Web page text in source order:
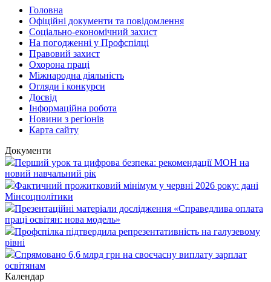
Головна
Офіційні документи та повідомлення
Соціально-економічний захист
На погодженні у Профспілці
Правовий захист
Охорона праці
Міжнародна діяльність
Огляди і конкурси
Досвід
Інформаційна робота
Новини з регіонів
Карта сайту
Документи
Перший урок та цифрова безпека: рекомендації МОН на
новий навчальний рік
Фактичний прожитковий мінімум у червні 2026 року: дані
Мінсоцполітики
Презентаційні матеріали дослідження «Справедлива оплата
праці освітян: нова модель»
Профспілка підтвердила репрезентативність на галузевому
рівні
Спрямовано 6,6 млрд грн на своєчасну виплату зарплат
освітянам
Календар